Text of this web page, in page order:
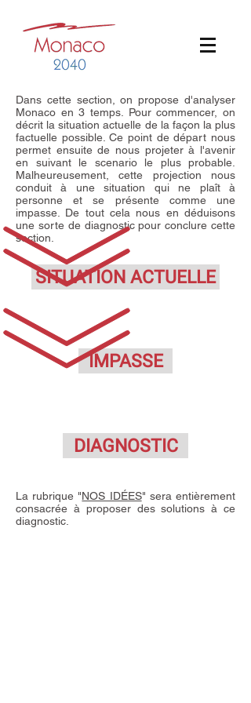
Dans cette section, on propose d'analyser
Monaco en 3 temps. Pour commencer, on
décrit la situation actuelle de la façon la plus
factuelle possible. Ce point de départ nous
permet ensuite de nous projeter à l'avenir
en suivant le scenario le plus probable.
Malheureusement, cette projection nous
conduit à une situation qui ne plaît à
personne et se présente comme une
impasse. De tout cela nous en déduisons
une sorte de diagnostic pour conclure cette
section.
SITUATION ACTUELLE
IMPASSE
DIAGNOSTIC
La rubrique "NOS IDÉES" sera entièrement
consacrée à proposer des solutions à ce
diagnostic.